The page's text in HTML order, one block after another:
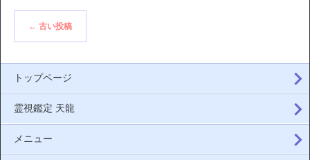
← 古い投稿
トップページ
霊視鑑定 天龍
メニュー